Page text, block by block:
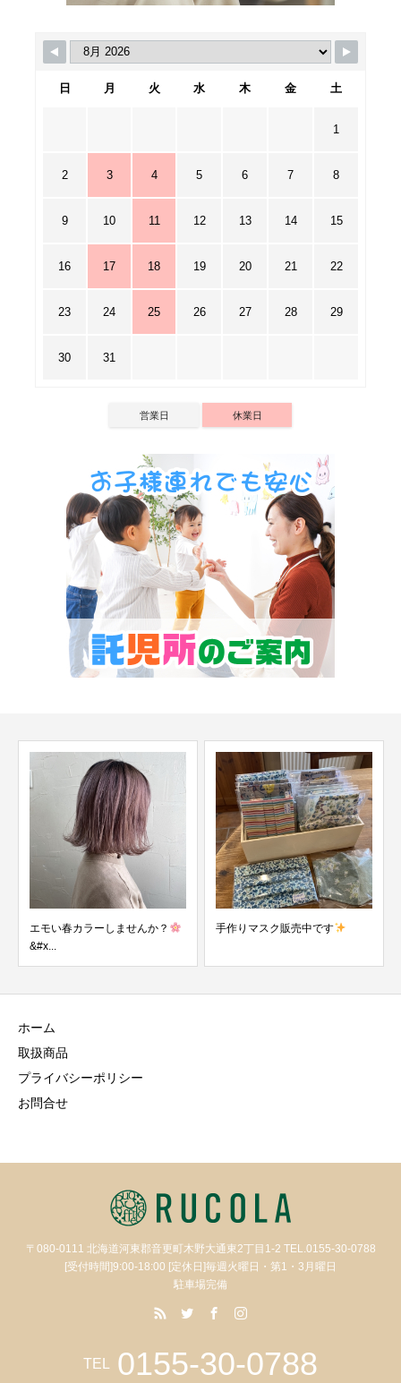
日 月 火 水 木 金 土
1
2 3 4 5 6 7 8
9 10 11 12 13 14 15
16 17 18 19 20 21 22
23 24 25 26 27 28 29
30 31
営業日 休業日
エモい春カラーしませんか？
&#x...
手作りマスク販売中です
ホーム
取扱商品
プライバシーポリシー
お問合せ
〒080-0111 北海道河東郡音更町木野大通東2丁目1-2 TEL.0155-30-0788
[受付時間]9:00-18:00 [定休日]毎週火曜日・第1・3月曜日
駐車場完備
TEL 0155-30-0788